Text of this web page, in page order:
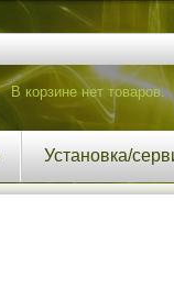
В корзине нет товаров.
Установка/